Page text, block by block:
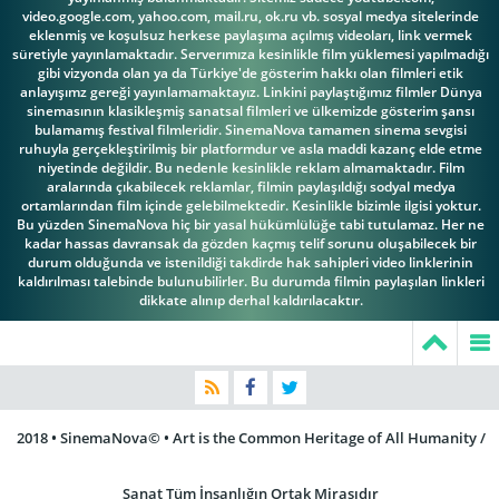
video.google.com, yahoo.com, mail.ru, ok.ru vb. sosyal medya sitelerinde
eklenmiş ve koşulsuz herkese paylaşıma açılmış videoları, link vermek
süretiyle yayınlamaktadır. Serverımıza kesinlikle film yüklemesi yapılmadığı
gibi vizyonda olan ya da Türkiye'de gösterim hakkı olan filmleri etik
anlayışımz gereği yayınlamamaktayız. Linkini paylaştığımız filmler Dünya
sinemasının klasikleşmiş sanatsal filmleri ve ülkemizde gösterim şansı
bulamamış festival filmleridir. SinemaNova tamamen sinema sevgisi
ruhuyla gerçekleştirilmiş bir platformdur ve asla maddi kazanç elde etme
niyetinde değildir. Bu nedenle kesinlikle reklam almamaktadır. Film
aralarında çıkabilecek reklamlar, filmin paylaşıldığı sodyal medya
ortamlarından film içinde gelebilmektedir. Kesinlikle bizimle ilgisi yoktur.
Bu yüzden SinemaNova hiç bir yasal hükümlülüğe tabi tutulamaz. Her ne
kadar hassas davransak da gözden kaçmış telif sorunu oluşabilecek bir
durum olduğunda ve istenildiği takdirde hak sahipleri video linklerinin
kaldırılması talebinde bulunubilirler. Bu durumda filmin paylaşılan linkleri
dikkate alınıp derhal kaldırılacaktır.
2018 • SinemaNova© • Art is the Common Heritage of All Humanity /
Sanat Tüm İnsanlığın Ortak Mirasıdır